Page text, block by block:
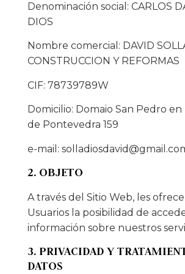
Denominación social: CARLOS
DIOS
Nombre comercial: DAVID
CONSTRUCCION Y REFORMAS
CIF: 78739789W
Domicilio: Domaio San Pedro
de Pontevedra 159
e-mail:
2. OBJETO
A través del Sitio Web, les
Usuarios la posibilidad de
información sobre nuestros
3. PRIVACIDAD Y
DATOS